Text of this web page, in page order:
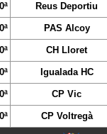
Reus Deportiu
PAS Alcoy
CH Lloret
Igualada HC
CP Vic
CP Voltregà